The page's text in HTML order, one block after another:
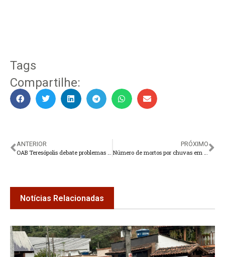
Tags
Compartilhe:
ANTERIOR
OAB Teresópolis debate problemas enfrentados pós-pandemia
PRÓXIMO
Número de mortos por chuvas em Pernambuco sobe para 120
Notícias Relacionadas